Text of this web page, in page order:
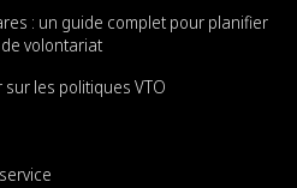
: un guide complet pour planifier
volontariat
les politiques VTO